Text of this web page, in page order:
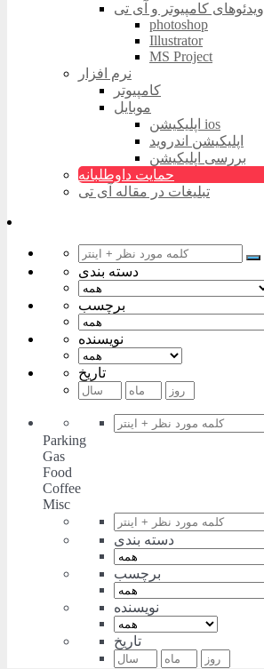
ویدئوهای کامپیوتر و آی تی
photoshop
Illustrator
MS Project
نرم افزار
کامپیوتر
موبایل
اپلیکیشن ios
اپلیکیشن اندروید
بررسی اپلیکیشن
حمایت داوطلبانه
تبلیغات در مقاله آی تی
دسته بندی
برچسب
نویسنده
تاریخ
Parking
Gas
Food
Coffee
Misc
دسته بندی
برچسب
نویسنده
تاریخ